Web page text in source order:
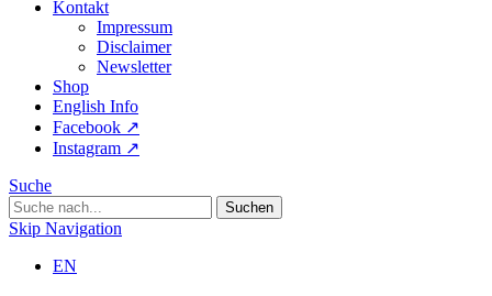
Kontakt
Impressum
Disclaimer
Newsletter
Shop
English Info
Facebook ↗︎
Instagram ↗︎
Suche
Skip Navigation
EN